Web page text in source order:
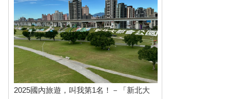
2025國內旅遊，叫我第1名！－「新北大